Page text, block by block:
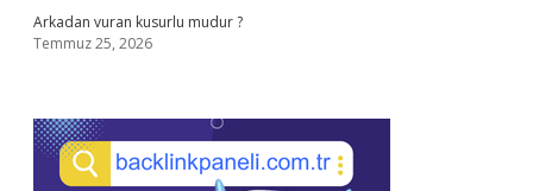
Arkadan vuran kusurlu mudur ?
Temmuz 25, 2026